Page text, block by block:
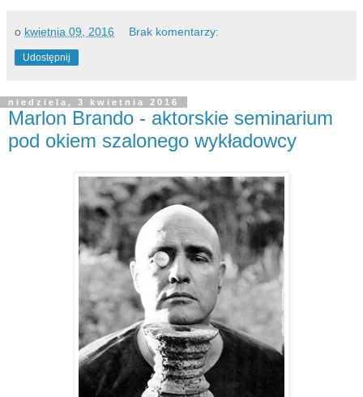
o kwietnia 09, 2016 Brak komentarzy:
Udostępnij
niedziela, 3 kwietnia 2016
Marlon Brando - aktorskie seminarium
pod okiem szalonego wykładowcy